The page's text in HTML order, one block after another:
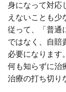
⾝になって対応
えないことも少
従って、「普通
ではなく、⾃賠
必要になります。
何も知らずに治
治療の打ち切り